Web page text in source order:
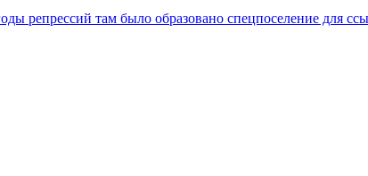
репрессий там было образовано спецпоселение для